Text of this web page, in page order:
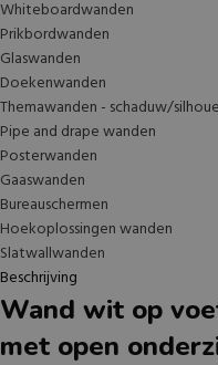
Whiteboardwanden
Prikbordwanden
Glaswanden
Doekenwanden
Themawanden - schaduw/
Pipe and drape wanden
Posterwanden
Gaaswanden
Bureauschermen
Hoekoplossingen wanden
Slatwallwanden
Beschrijving
Wand wit op
met open